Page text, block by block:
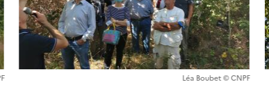
Léa Boubet © CNPF